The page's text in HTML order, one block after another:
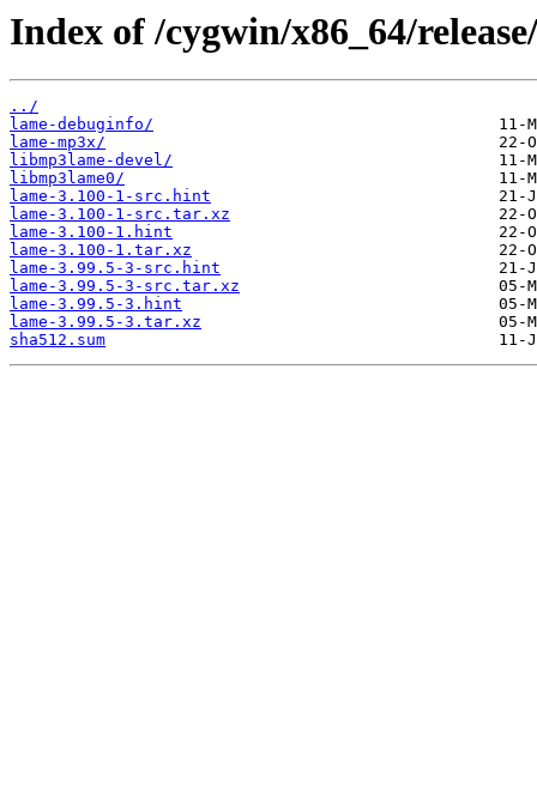
Index of /cygwin/x86_64/
../
lame-debuginfo/
lame-mp3x/
libmp3lame-devel/
libmp3lame0/
lame-3.100-1-src.hint
lame-3.100-1-src.tar.xz
lame-3.100-1.hint
lame-3.100-1.tar.xz
lame-3.99.5-3-src.hint
lame-3.99.5-3-src.tar.xz
lame-3.99.5-3.hint
lame-3.99.5-3.tar.xz
sha512.sum